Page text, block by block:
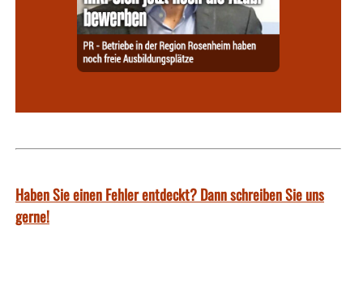
Haben Sie einen Fehler entdeckt? Dann schreiben Sie uns
gerne!